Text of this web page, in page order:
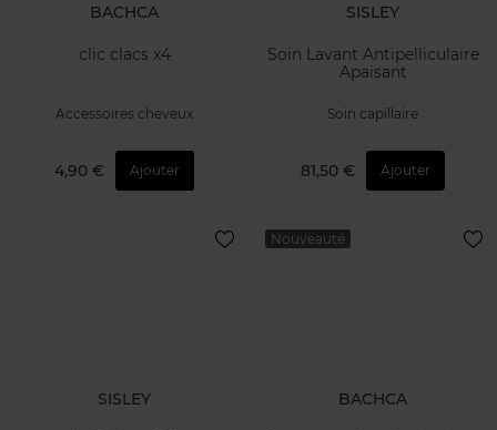
BACHCA
clic clacs x4
Accessoires cheveux
4,90 € Ajouter
SISLEY
Soin Lavant Antipelliculaire
Apaisant
Soin capillaire
81,50 € Ajouter
SISLEY
Nouveauté
BACHCA